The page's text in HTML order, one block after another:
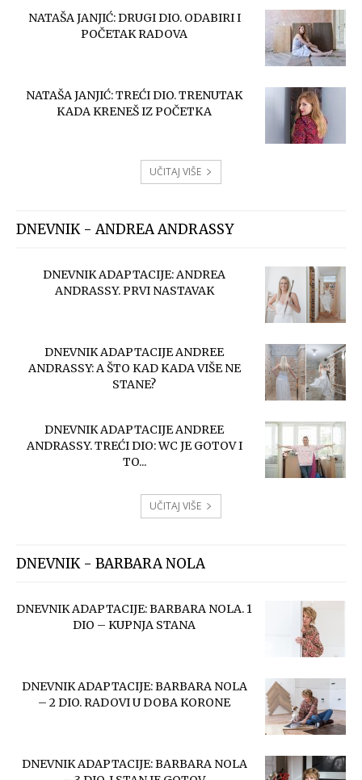
NATAŠA JANJIĆ: DRUGI DIO. ODABIRI I
POČETAK RADOVA
NATAŠA JANJIĆ: TREĆI DIO. TRENUTAK
KADA KRENEŠ IZ POČETKA
UČITAJ VIŠE
DNEVNIK - ANDREA ANDRASSY
DNEVNIK ADAPTACIJE: ANDREA
ANDRASSY. PRVI NASTAVAK
DNEVNIK ADAPTACIJE ANDREE
ANDRASSY: A ŠTO KAD KADA VIŠE NE
STANE?
DNEVNIK ADAPTACIJE ANDREE
ANDRASSY. TREĆI DIO: WC JE GOTOV I
TO...
UČITAJ VIŠE
DNEVNIK - BARBARA NOLA
DNEVNIK ADAPTACIJE: BARBARA NOLA. 1
DIO – KUPNJA STANA
DNEVNIK ADAPTACIJE: BARBARA NOLA
– 2 DIO. RADOVI U DOBA KORONE
DNEVNIK ADAPTACIJE: BARBARA NOLA